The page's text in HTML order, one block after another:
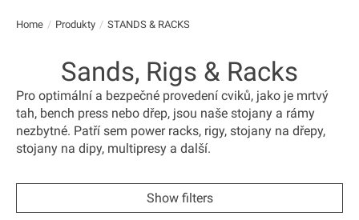
Home / Produkty / STANDS & RACKS
Sands, Rigs & Racks
Pro optimální a bezpečné provedení cviků, jako je mrtvý
tah, bench press nebo dřep, jsou naše stojany a rámy
nezbytné. Patří sem power racks, rigy, stojany na dřepy,
stojany na dipy, multipresy a další.
Show filters